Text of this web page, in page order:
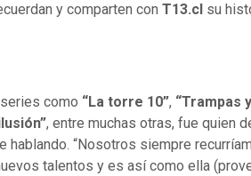
y comparten con T13.cl su
como “La torre 10”, “Trampas y
, entre muchas otras, fue quien
hablando. “Nosotros siempre
talentos y es así como ella